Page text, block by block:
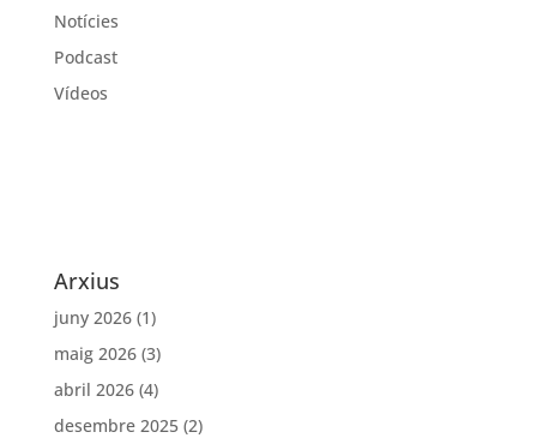
Notícies
Podcast
Vídeos
Arxius
juny 2026(1)
maig 2026(3)
abril 2026(4)
desembre 2025(2)